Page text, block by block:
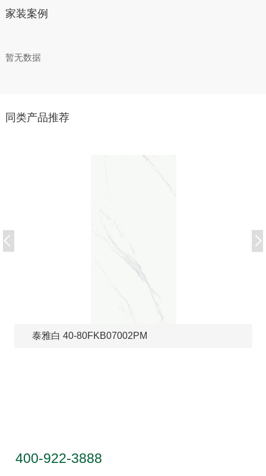
家装案例
暂无数据
同类产品推荐
泰雅白 40-80FKB07002PM
400-922-3888